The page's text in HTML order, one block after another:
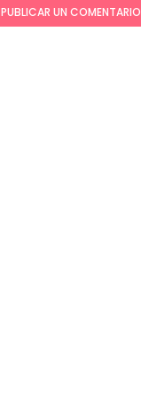
PUBLICAR UN COMENTARIO